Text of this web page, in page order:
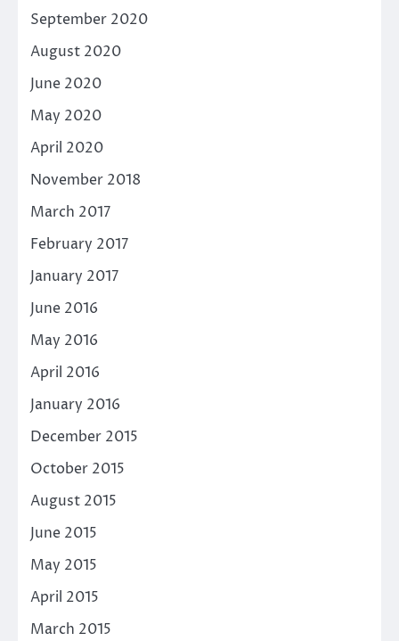
September 2020
August 2020
June 2020
May 2020
April 2020
November 2018
March 2017
February 2017
January 2017
June 2016
May 2016
April 2016
January 2016
December 2015
October 2015
August 2015
June 2015
May 2015
April 2015
March 2015